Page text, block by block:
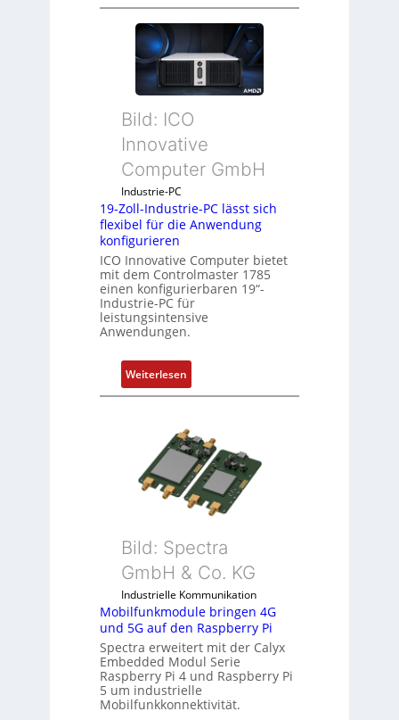
D
r
u
c
a
u
s
g
l
i
c
s
e
l
e
m
e
n
t
m
i
t
S
p
z
i
l
m
m
b
r
Bild: ICO
Innovative
Computer GmbH
Industrie-PC
19-Zoll-Industrie-PC lässt sich
flexibel für die Anwendung
konfigurieren
ICO Innovative Computer bietet
mit dem Controlmaster 1785
einen konfigurierbaren 19“-
Industrie-PC für
leistungsintensive
Anwendungen.
Weiterlesen:
1
-
Z
o
l
l
I
d
u
s
t
r
e
-
Bild: Spectra
GmbH & Co. KG
Industrielle Kommunikation
Mobilfunkmodule bringen 4G
und 5G auf den Raspberry Pi
Spectra erweitert mit der Calyx
Embedded Modul Serie
Raspberry Pi 4 und Raspberry Pi
5 um industrielle
Mobilfunkkonnektivität.